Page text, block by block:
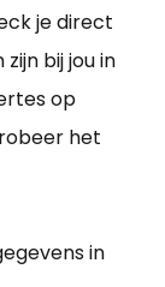
je direct
bij jou in
op
het
in